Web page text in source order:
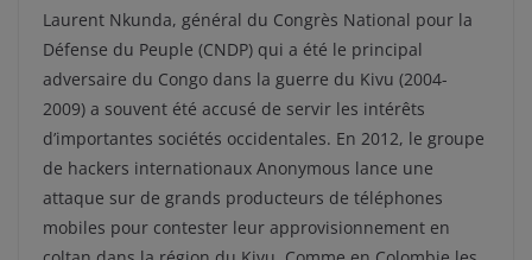
Laurent Nkunda, général du Congrès National pour la
Défense du Peuple (CNDP) qui a été le principal
adversaire du Congo dans la guerre du Kivu (2004-
2009) a souvent été accusé de servir les intérêts
d’importantes sociétés occidentales. En 2012, le groupe
de hackers internationaux Anonymous lance une
attaque sur de grands producteurs de téléphones
mobiles pour contester leur approvisionnement en